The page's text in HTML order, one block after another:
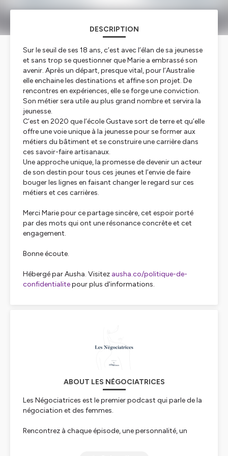
DESCRIPTION
Sur le seuil de ses 18 ans, c’est avec l’élan de sa jeunesse
et sans trop se questionner que Marie a embrassé son
avenir. Après un départ, presque vital, pour l’Australie
elle enchaine les destinations et affine son projet. De
rencontres en expériences, elle se forge une conviction.
Son métier sera utile au plus grand nombre et servira la
jeunesse.
C’est en 2020 que l’école Gustave sort de terre et qu’elle
offre une voie unique à la jeunesse pour se former aux
métiers du bâtiment et se construire une carrière dans
ces savoir-faire artisanaux.
Une approche unique, la promesse de devenir un acteur
de son destin pour tous ces jeunes et l’envie de faire
bouger les lignes en faisant changer le regard sur ces
métiers et ces carrières.
Merci Marie pour ce partage sincère, cet espoir porté
par des mots qui ont une résonance concrète et cet
engagement.
Bonne écoute.
Hébergé par Ausha. Visitez ausha.co/politique-de-
confidentialitepour plus d'informations.
ABOUT LES NÉGOCIATRICES
Les Négociatrices est le premier podcast qui parle de la
négociation et des femmes.
Rencontrez à chaque épisode, une personnalité, un